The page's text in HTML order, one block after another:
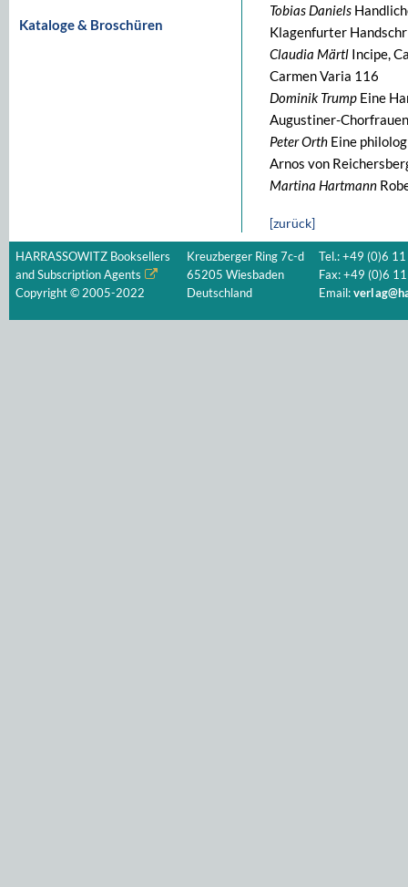
Kataloge & Broschüren
Tobias Daniels
Klagenfurter
Claudia Märtl Incipe,
Carmen Varia 116
Dominik Trump Eine
Augustiner-
Peter Orth Eine
Arnos von
Martina Hartmann
[zurück]
HARRASSOWITZ Booksellers
and Subscription Agents
Copyright © 2005-2022
Kreuzberger Ring 7c-d
65205 Wiesbaden
Deutschland
Tel.: +49 (0)6
Fax: +49 (0)6
Email: